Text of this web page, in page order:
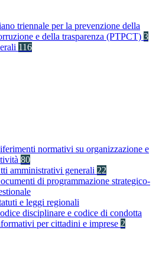
triennale per la prevenzione della
e della trasparenza (PTPCT) 3
116
normativi su organizzazione e
80
amministrativi generali 22
di programmazione strategico-
e leggi regionali
disciplinare e codice di condotta
per cittadini e imprese 2